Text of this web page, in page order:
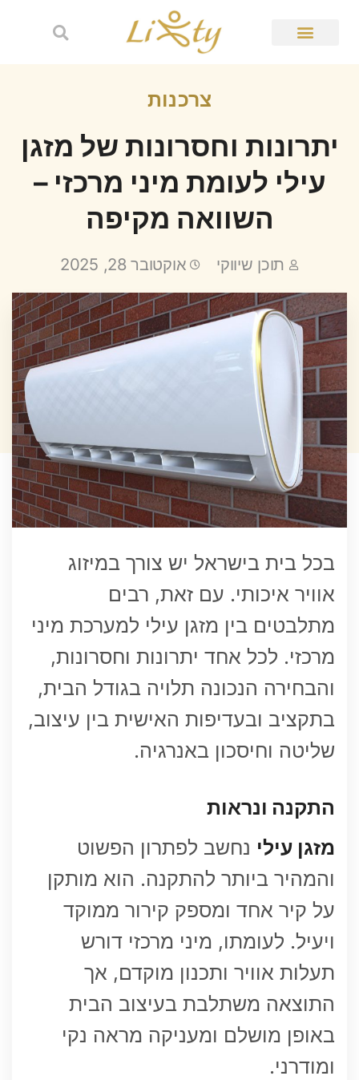
צרכנות
יתרונות וחסרונות של מזגן
עילי לעומת מיני מרכזי –
השוואה מקיפה
תוכן שיווקי אוקטובר 28, 2025
בכל בית בישראל יש צורך במיזוג
אוויר איכותי. עם זאת, רבים
מתלבטים בין מזגן עילי למערכת מיני
מרכזי. לכל אחד יתרונות וחסרונות,
והבחירה הנכונה תלויה בגודל הבית,
בתקציב ובעדיפות האישית בין עיצוב,
שליטה וחיסכון באנרגיה.
התקנה ונראות
מזגן עילי נחשב לפתרון הפשוט
והמהיר ביותר להתקנה. הוא מותקן
על קיר אחד ומספק קירור ממוקד
ויעיל. לעומתו, מיני מרכזי דורש
תעלות אוויר ותכנון מוקדם, אך
התוצאה משתלבת בעיצוב הבית
באופן מושלם ומעניקה מראה נקי
ומודרני.